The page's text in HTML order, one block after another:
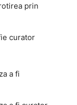
prin
curator
a fi